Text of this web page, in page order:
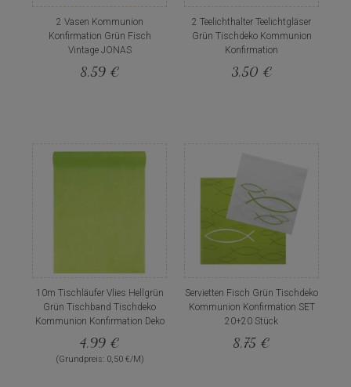
2 Vasen Kommunion
Konfirmation Grün Fisch
Vintage JONAS
8,59 €
2 Teelichthalter Teelichtgläser
Grün Tischdeko Kommunion
Konfirmation
3,50 €
10m Tischläufer Vlies Hellgrün
Grün Tischband Tischdeko
Kommunion Konfirmation Deko
4,99 €
(Grundpreis: 0,50 €/M)
Servietten Fisch Grün Tischdeko
Kommunion Konfirmation SET
20+20 Stück
8,75 €